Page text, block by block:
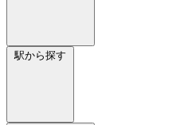
駅から探す